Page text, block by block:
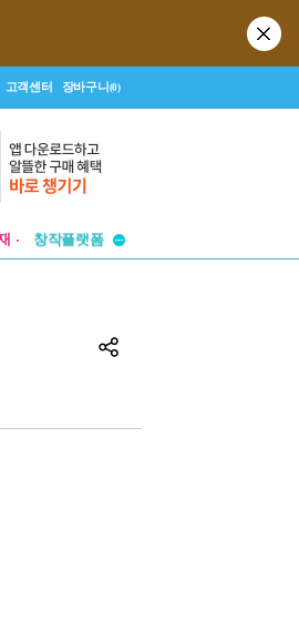
고객센터 장바구니(0)
창작플랫폼